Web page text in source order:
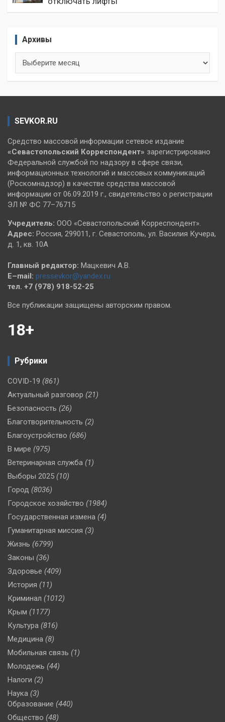
Архивы
SEVKOR.RU
Средство массовой информации сетевое издание
«Севастопольский Корреспондент» зарегистрировано
Федеральной службой по надзору в сфере связи,
информационных технологий и массовых коммуникаций
(Роскомнадзор) в качестве средства массовой
информации от 06.09.2019 г., свидетельство о регистрации
ЭЛ № ФС 77–76715
Учредитель: ООО «Севастопольский Корреспондент».
Адрес: Россия, 299011, г. Севастополь, ул. Василия Кучера,
д. 1, кв. 10А
Главный редактор: Мацкевич А.В.
E–mail: pressevkor@yandex.ru
тел. +7 (978) 918-52-25
Все публикации защищены авторским правом.
18+
Рубрики
COVID-19 (861)
Актуальный разговор (21)
Безопасность (26)
Благотворительность (2)
Благоустройство (686)
В мире (975)
Ветеринарная служба (1)
Выборы 2025 (10)
Город (8036)
Городское хозяйство (1984)
Государственная измена (4)
Гуманитарная миссия (3)
Жизнь (6799)
Законы (36)
Здоровье (409)
История (11)
Криминал (1012)
Крым (1177)
Культура (816)
Медицина (8)
Мобильная связь (1)
Молодежь (44)
Налоги (2)
Наука (3)
Образование (440)
Общество (48)